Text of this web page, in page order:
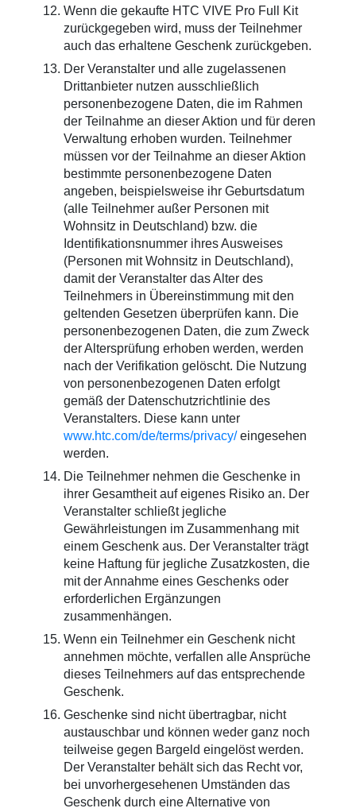
Wenn die gekaufte HTC VIVE Pro Full Kit
zurückgegeben wird, muss der Teilnehmer
auch das erhaltene Geschenk zurückgeben.
Der Veranstalter und alle zugelassenen
Drittanbieter nutzen ausschließlich
personenbezogene Daten, die im Rahmen
der Teilnahme an dieser Aktion und für deren
Verwaltung erhoben wurden. Teilnehmer
müssen vor der Teilnahme an dieser Aktion
bestimmte personenbezogene Daten
angeben, beispielsweise ihr Geburtsdatum
(alle Teilnehmer außer Personen mit
Wohnsitz in Deutschland) bzw. die
Identifikationsnummer ihres Ausweises
(Personen mit Wohnsitz in Deutschland),
damit der Veranstalter das Alter des
Teilnehmers in Übereinstimmung mit den
geltenden Gesetzen überprüfen kann. Die
personenbezogenen Daten, die zum Zweck
der Altersprüfung erhoben werden, werden
nach der Verifikation gelöscht. Die Nutzung
von personenbezogenen Daten erfolgt
gemäß der Datenschutzrichtlinie des
Veranstalters. Diese kann unter
www.htc.com/de/terms/privacy/eingesehen
werden.
Die Teilnehmer nehmen die Geschenke in
ihrer Gesamtheit auf eigenes Risiko an. Der
Veranstalter schließt jegliche
Gewährleistungen im Zusammenhang mit
einem Geschenk aus. Der Veranstalter trägt
keine Haftung für jegliche Zusatzkosten, die
mit der Annahme eines Geschenks oder
erforderlichen Ergänzungen
zusammenhängen.
Wenn ein Teilnehmer ein Geschenk nicht
annehmen möchte, verfallen alle Ansprüche
dieses Teilnehmers auf das entsprechende
Geschenk.
Geschenke sind nicht übertragbar, nicht
austauschbar und können weder ganz noch
teilweise gegen Bargeld eingelöst werden.
Der Veranstalter behält sich das Recht vor,
bei unvorhergesehenen Umständen das
Geschenk durch eine Alternative von